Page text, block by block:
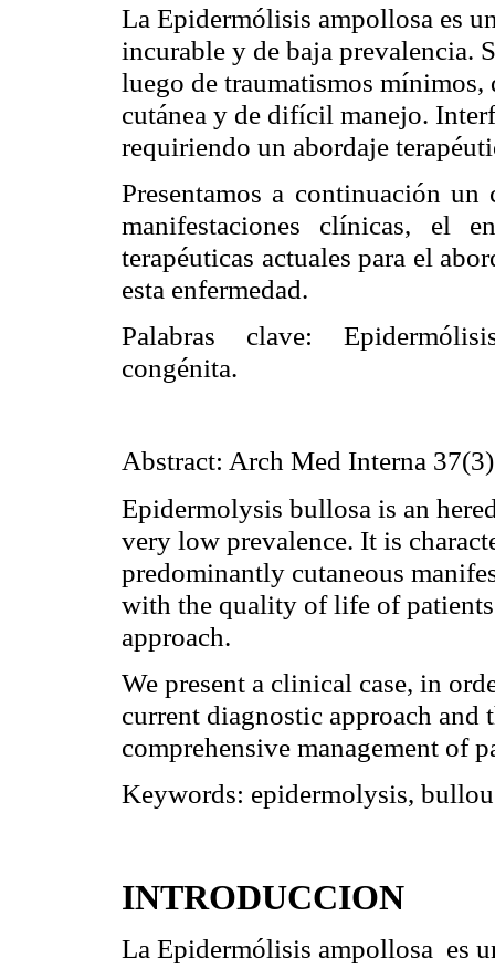
La Epidermólisis ampollosa es
incurable y de baja prevalencia.
luego de traumatismos
cutánea y de difícil manejo.
requiriendo un abordaje
Presentamos a continuación
manifestaciones clínicas, el
terapéuticas actuales para el
esta enfermedad.
Palabras clave:
congénita.
Abstract: Arch Med Interna
Epidermolysis bullosa is an
very low prevalence. It is
predominantly cutaneous
with the quality of life of
approach.
We present a clinical case, in
current diagnostic approach
comprehensive management of
Keywords: epidermolysis,
INTRODUCCION
La Epidermólisis ampollosa es